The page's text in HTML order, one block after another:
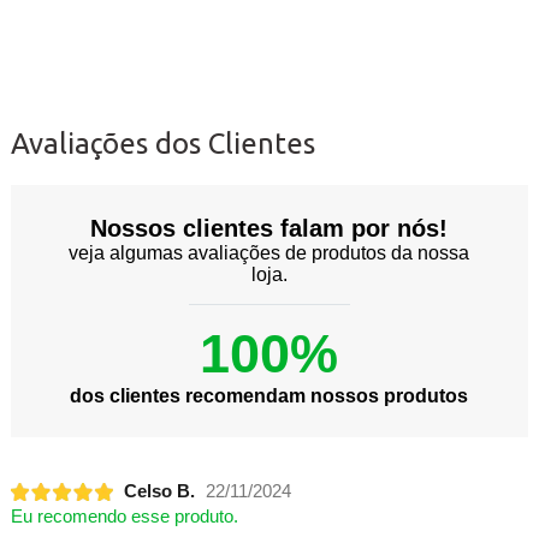
Avaliações dos Clientes
Nossos clientes falam por nós!
veja algumas avaliações de produtos da nossa
loja.
100%
dos clientes recomendam nossos produtos
Celso B. 22/11/2024
Eu recomendo esse produto.